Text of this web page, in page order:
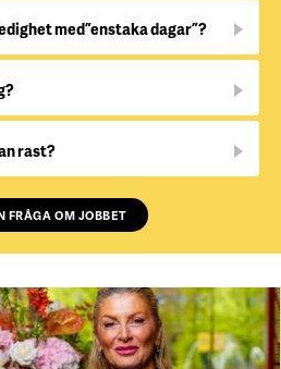
med ”enstaka dagar”?
rast?
FRÅGA OM JOBBET